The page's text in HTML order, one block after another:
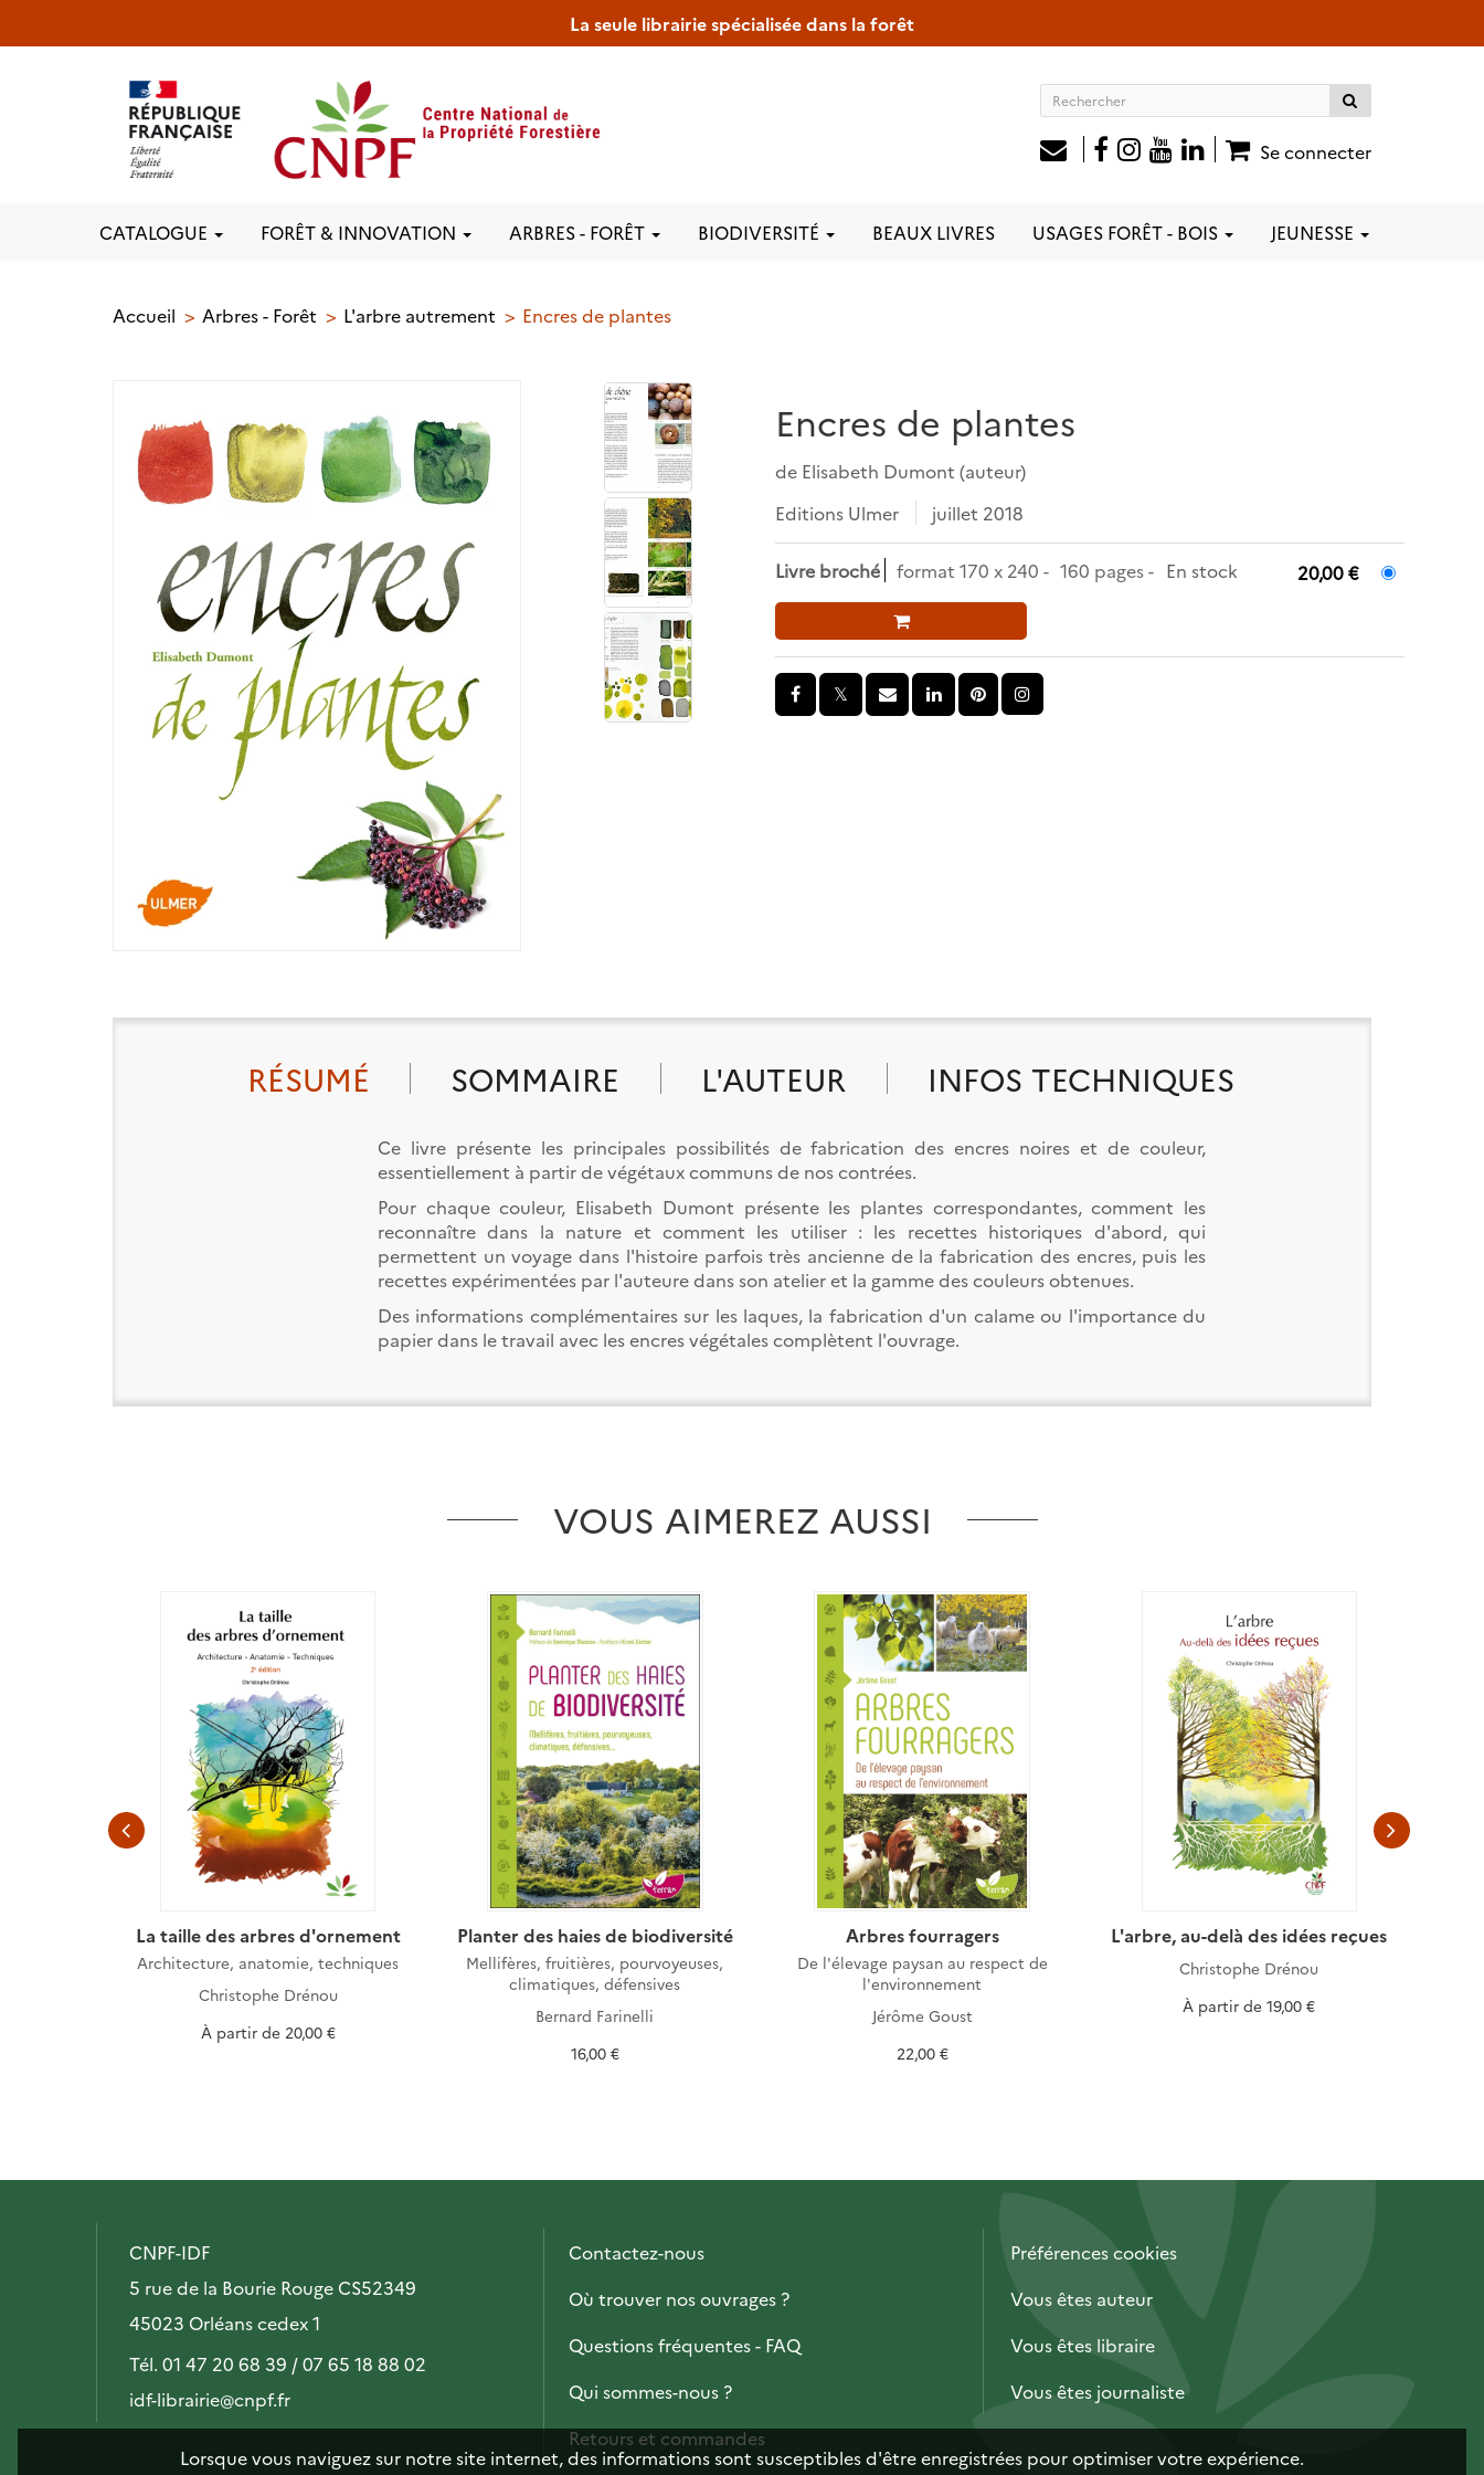
Lorsque vous naviguez sur notre site internet, des informations sont susceptibles d'être enregistrées pour optimiser votre expérience.
La seule librairie spécialisée dans la forêt
Rechercher
site
Se connecter
CATALOGUE FORÊT & INNOVATION ARBRES - FORÊT BIODIVERSITÉ BEAUX LIVRES USAGES FORÊT - BOIS JEUNESSE
Accueil Arbres - Forêt L'arbre autrement Encres de plantes
Encres de plantes
de Elisabeth Dumont (auteur)
Editions Ulmer
juillet 2018
Livre broché format 170 x 240 160 pages En stock 20,00 €
RÉSUMÉ SOMMAIRE L'AUTEUR INFOS TECHNIQUES
Ce livre présente les principales possibilités de fabrication des encres noires et de couleur,
essentiellement à partir de végétaux communs de nos contrées.
Pour chaque couleur, Elisabeth Dumont présente les plantes correspondantes, comment les
reconnaître dans la nature et comment les utiliser : les recettes historiques d'abord, qui
permettent un voyage dans l'histoire parfois très ancienne de la fabrication des encres, puis les
recettes expérimentées par l'auteure dans son atelier et la gamme des couleurs obtenues.
Des informations complémentaires sur les laques, la fabrication d'un calame ou l'importance du
papier dans le travail avec les encres végétales complètent l'ouvrage.
VOUS AIMEREZ AUSSI
La taille des arbres d'ornement
Architecture, anatomie, techniques
Christophe Drénou
À partir de 20,00 €
Planter des haies de biodiversité
Mellifères, fruitières, pourvoyeuses,
climatiques, défensives
Bernard Farinelli
16,00 €
Arbres fourragers
De l'élevage paysan au respect de
l'environnement
Jérôme Goust
22,00 €
L'arbre, au-delà des idées reçues
Christophe Drénou
À partir de19,00 €
CNPF-IDF
5 rue de la Bourie Rouge CS52349
45023 Orléans cedex 1
Tél. 01 47 20 68 39 / 07 65 18 88 02
idf-librairie@cnpf.fr
Contactez-nous
Où trouver nos ouvrages ?
Questions fréquentes - FAQ
Qui sommes-nous ?
Retours et commandes
Préférences cookies
Vous êtes auteur
Vous êtes libraire
Vous êtes journaliste